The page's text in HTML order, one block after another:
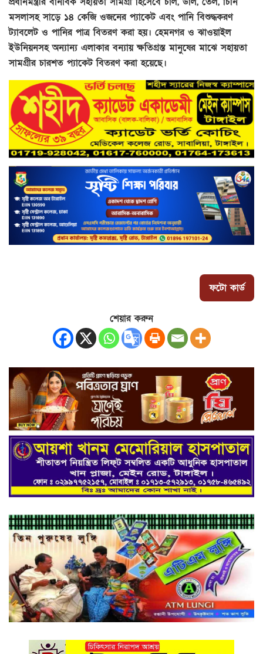
মসলাসহ সাড়ে ১৪ কেজি ওজনের প্যাকেট এবং পানি বিশুদ্ধকরণ
ট্যাবলেট ও পানির পাত্র বিতরণ করা হয়। হেমনগর ও ঝাওয়াইল
ইউনিয়নসহ অন্যান্য এলাকার বন্যায় ক্ষতিগ্রস্ত মানুষের মাঝে সহায়তা
সামগ্রীর চারশত প্যাকেট বিতরণ করা হয়েছে।
ফটো কার্ড
শেয়ার করুন